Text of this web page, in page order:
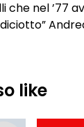
che nel ’77
like